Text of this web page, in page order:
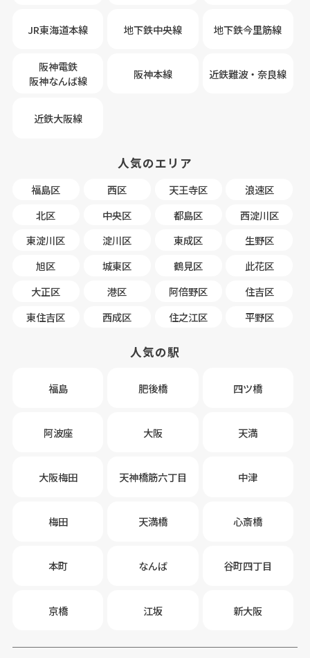
JR東海道本線 地下鉄中央線 地下鉄今里筋線
阪神電鉄
阪神なんば線
阪神本線 近鉄難波・奈良線
近鉄大阪線
人気のエリア
福島区 西区 天王寺区
浪速区
北区
中央区 都島区
西淀川区
東淀川区
淀川区 東成区
生野区
旭区
城東区 鶴見区
此花区
大正区
港区 阿倍野区
住吉区
東住吉区
西成区 住之江区 平野区
人気の駅
福島 肥後橋 四ツ橋
阿波座 大阪 天満
大阪梅田 天神橋筋六丁目 中津
梅田 天満橋 心斎橋
本町 なんば 谷町四丁目
京橋 江坂 新大阪